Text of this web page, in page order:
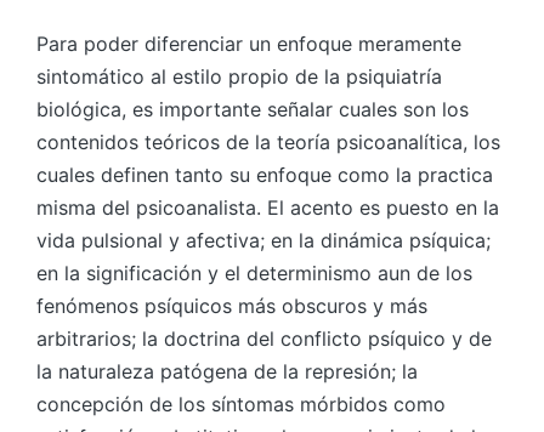
Para poder diferenciar un enfoque meramente
sintomático al estilo propio de la psiquiatría
biológica, es importante señalar cuales son los
contenidos teóricos de la teoría psicoanalítica, los
cuales definen tanto su enfoque como la practica
misma del psicoanalista. El acento es puesto en la
vida pulsional y afectiva; en la dinámica psíquica;
en la significación y el determinismo aun de los
fenómenos psíquicos más obscuros y más
arbitrarios; la doctrina del conflicto psíquico y de
la naturaleza patógena de la represión; la
concepción de los síntomas mórbidos como